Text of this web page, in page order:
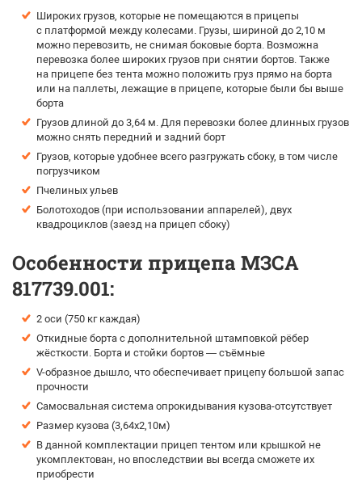
Широких грузов, которые не помещаются в прицепы
с платформой между колесами. Грузы, шириной до 2,10 м
можно перевозить, не снимая боковые борта. Возможна
перевозка более широких грузов при снятии бортов. Также
на прицепе без тента можно положить груз прямо на борта
или на паллеты, лежащие в прицепе, которые были бы выше
борта
Грузов длиной до 3,64 м. Для перевозки более длинных грузов
можно снять передний и задний борт
Грузов, которые удобнее всего разгружать сбоку, в том числе
погрузчиком
Пчелиных ульев
Болотоходов (при использовании аппарелей), двух
квадроциклов (заезд на прицеп сбоку)
Особенности прицепа МЗСА
817739.001:
2 оси (750 кг каждая)
Откидные борта с дополнительной штамповкой рёбер
жёсткости. Борта и стойки бортов — съёмные
V-образное дышло, что обеспечивает прицепу большой запас
прочности
Самосвальная система опрокидывания кузова-отсутствует
Размер кузова (3,64х2,10м)
В данной комплектации прицеп тентом или крышкой не
укомплектован, но впоследствии вы всегда сможете их
приобрести